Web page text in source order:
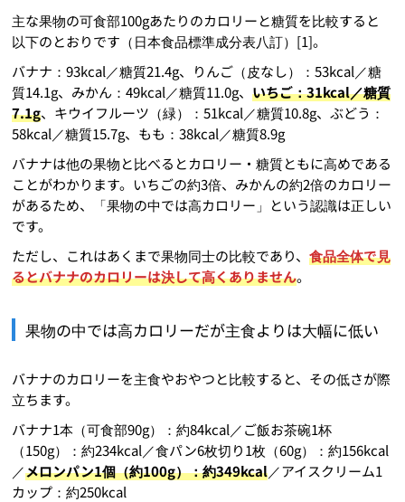
主な果物の可食部100gあたりのカロリーと糖質を比較すると
以下のとおりです（日本食品標準成分表八訂）[1]。
バナナ：93kcal／糖質21.4g、りんご（皮なし）：53kcal／糖
質14.1g、みかん：49kcal／糖質11.0g、いちご：31kcal／糖質
7.1g、キウイフルーツ（緑）：51kcal／糖質10.8g、ぶどう：
58kcal／糖質15.7g、もも：38kcal／糖質8.9g
バナナは他の果物と比べるとカロリー・糖質ともに高めである
ことがわかります。いちごの約3倍、みかんの約2倍のカロリー
があるため、「果物の中では高カロリー」という認識は正しい
です。
ただし、これはあくまで果物同士の比較であり、食品全体で見
るとバナナのカロリーは決して高くありません。
果物の中では高カロリーだが主食よりは大幅に低い
バナナのカロリーを主食やおやつと比較すると、その低さが際
立ちます。
バナナ1本（可食部90g）：約84kcal／ご飯お茶碗1杯
（150g）：約234kcal／食パン6枚切り1枚（60g）：約156kcal
／メロンパン1個（約100g）：約349kcal／アイスクリーム1
カップ：約250kcal